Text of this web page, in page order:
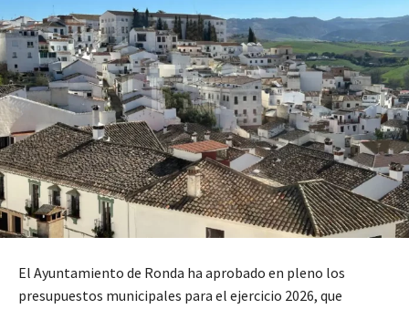
El Ayuntamiento de Ronda ha aprobado en pleno los
presupuestos municipales para el ejercicio 2026, que